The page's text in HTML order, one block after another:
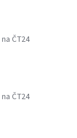
na ČT24
na ČT24